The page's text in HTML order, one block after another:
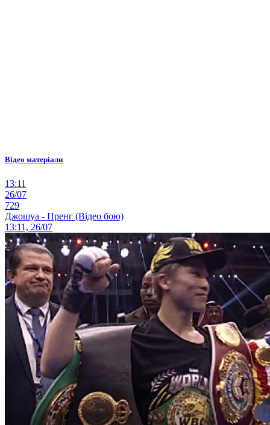
Відео матеріали
13:11
26/07
729
Джошуа - Пренг (Відео бою)
13:11, 26/07